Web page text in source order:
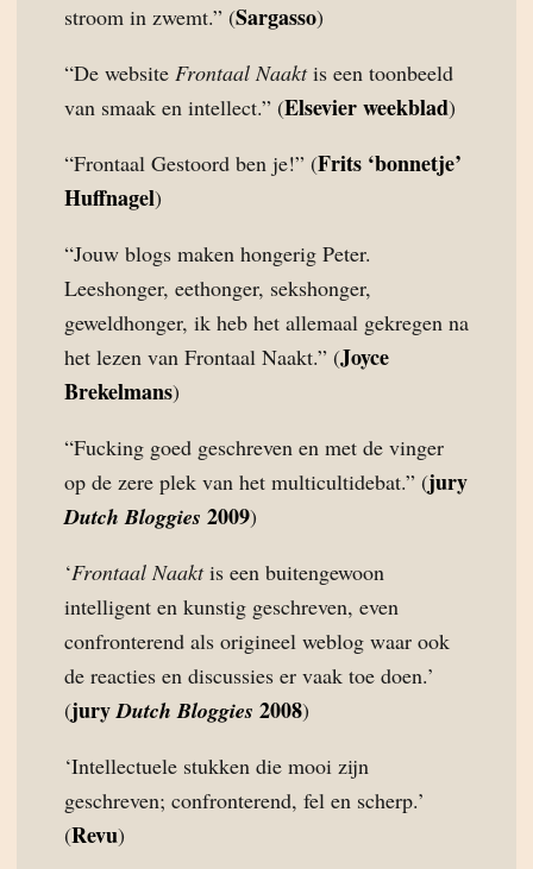
stroom in zwemt.” (Sargasso)
“De website Frontaal Naaktis een toonbeeld
van smaak en intellect.” (Elsevier weekblad)
“Frontaal Gestoord ben je!” (Frits ‘bonnetje’
Huffnagel)
“Jouw blogs maken hongerig Peter.
Leeshonger, eethonger, sekshonger,
geweldhonger, ik heb het allemaal gekregen na
het lezen van Frontaal Naakt.” (Joyce
Brekelmans)
“Fucking goed geschreven en met de vinger
op de zere plek van het multicultidebat.” (jury
Dutch Bloggies 2009)
‘Frontaal Naaktis een buitengewoon
intelligent en kunstig geschreven, even
confronterend als origineel weblog waar ook
de reacties en discussies er vaak toe doen.’
(juryDutch Bloggies 2008)
‘Intellectuele stukken die mooi zijn
geschreven; confronterend, fel en scherp.’
(Revu)